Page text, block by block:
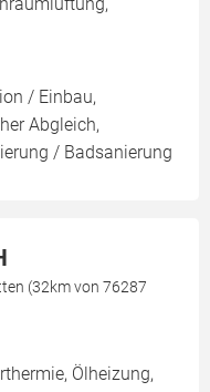
/ Einbau,
Abgleich,
/ Badsanierung
(32km von 76287
Ölheizung,